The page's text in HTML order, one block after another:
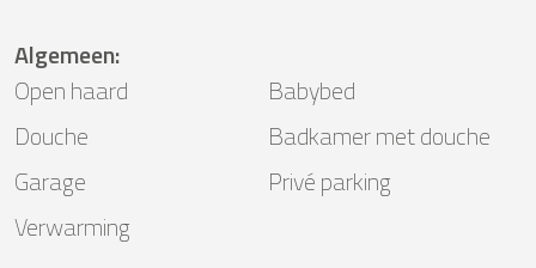
Algemeen:
Open haard
Babybed
Douche
Badkamer met douche
Garage
Privé parking
Verwarming